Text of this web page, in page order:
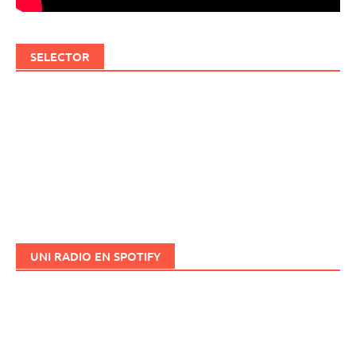
SELECTOR
UNI RADIO EN SPOTIFY